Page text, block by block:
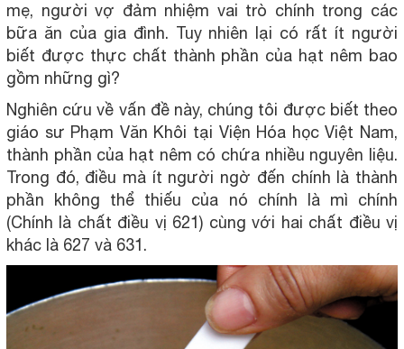
mẹ, người vợ đảm nhiệm vai trò chính trong các
bữa ăn của gia đình. Tuy nhiên lại có rất ít người
biết được thực chất thành phần của hạt nêm bao
gồm những gì?
Nghiên cứu về vấn đề này, chúng tôi được biết theo
giáo sư Phạm Văn Khôi tại Viện Hóa học Việt Nam,
thành phần của hạt nêm có chứa nhiều nguyên liệu.
Trong đó, điều mà ít người ngờ đến chính là thành
phần không thể thiếu của nó chính là mì chính
(Chính là chất điều vị 621) cùng với hai chất điều vị
khác là 627 và 631.